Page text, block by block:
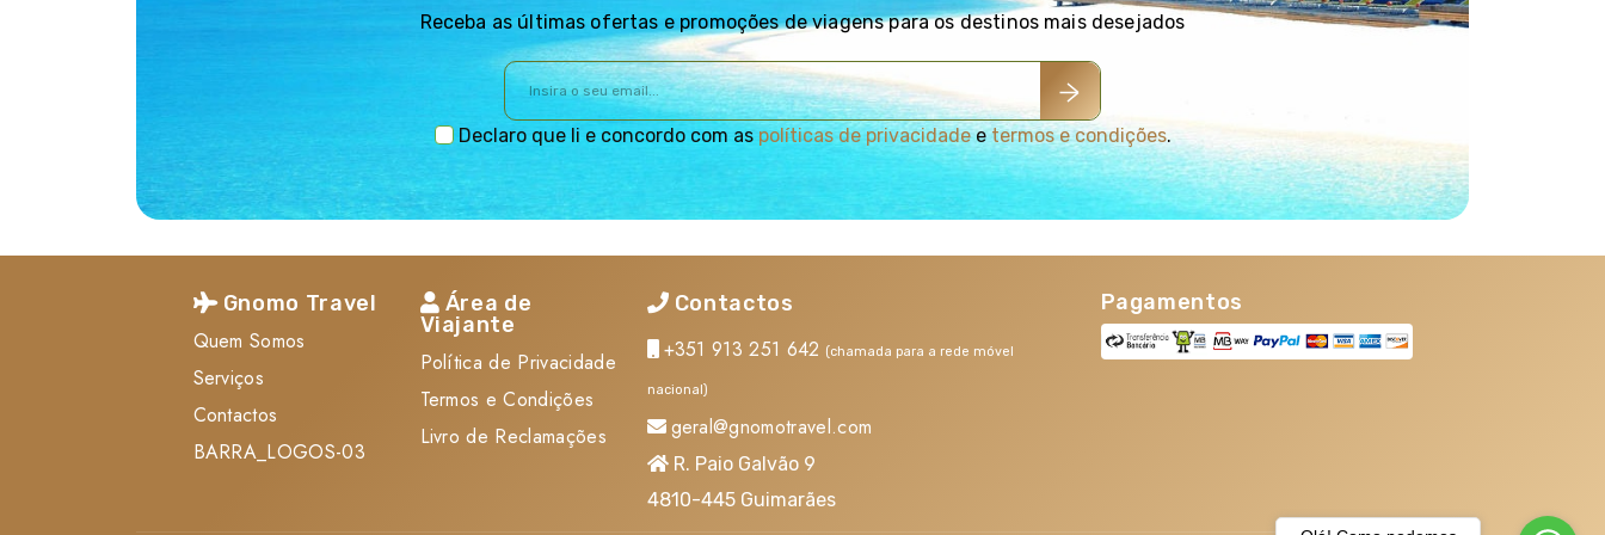
bairros de artistas e um ambiente que faz de cada esquina um cenário cinematográfico. Descubra o ambiente tropical e vibrante deMiami, onde arte, música latina e mar azul-
turquesa se encontram numa cidade sempre desperta, sempre em festa. A inesquecívelNova Iorque
, a cidade que nunca dorme, onde museus de renome mundial, arranha-
céus lendários, parques urbanos e uma energia inconfundível tornam cada momento uma história para recordar. EmOrlando
temáticos que encantam crianças e adultos, experiências imersivas e um ambiente de alegria permanente que faz qualquer viajante recuperar o encanto da infância.
, cidade de colinas, neblinas suaves e da imponente Golden Gate, um lugar onde comunidades diversas, inovação e charme boémio convivem numa harmonia
irresistível. Razões para atravessar o Atlântico e fazer as malas são inúmeras - e nos Estados Unidos, cada destino oferece uma nova perspetiva, um novo sonho e um novo
capítulo por escrever. Porque continua a ser um território onde o imaginário se expande e a descoberta nunca termina.
Receba as últimas ofertas e promoções de viagens para os destinos mais desejados
Declaro que li e concordo com aspolíticas de privacidadeetermos e condições.
Gnomo Travel
Quem Somos
Serviços
Contactos
BARRA_LOGOS-03
Área de
Viajante
Política de Privacidade
Termos e Condições
Livro de Reclamações
Contactos
+351 913 251 642 (chamada para a rede móvel
nacional)
geral@gnomotravel.com
R. Paio Galvão 9
4810-445 Guimarães
Pagamentos